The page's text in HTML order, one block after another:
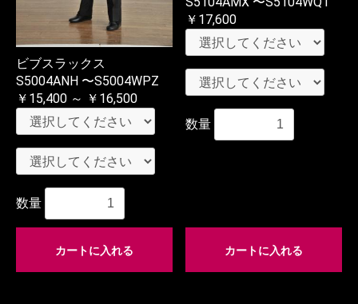
ビブスラックス
S5004ANH 〜S5004WPZ
￥15,400 ～ ￥16,500
数量
カートに入れる
￥17,600
数量
カートに入れる